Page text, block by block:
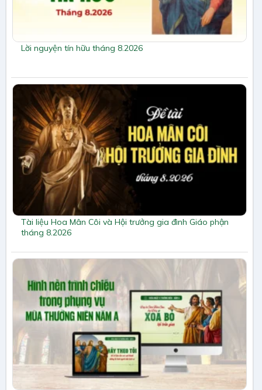
Lời nguyện tín hữu tháng 8.2026
Tài liệu Hoa Mân Côi và Hội trưởng gia đình Giáo phận
tháng 8.2026